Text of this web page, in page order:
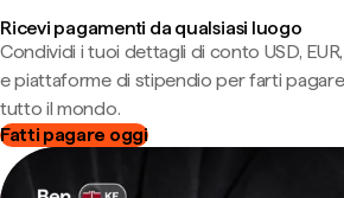
Ricevi pagamenti da qualsiasi luogo
Condividi i tuoi dettagli di conto USD,
e piattaforme di stipendio per farti
tutto il mondo.
Fatti pagare oggi